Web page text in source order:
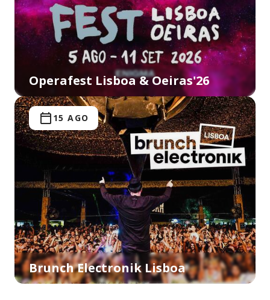
Operafest Lisboa & Oeiras'26
15 AGO
Brunch Electronik Lisboa